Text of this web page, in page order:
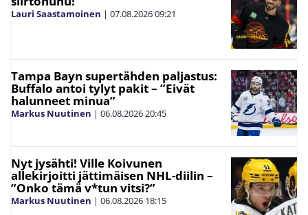
Lauri Saastamoinen | 07.08.202609:21
Tampa Bayn supertähden paljastus:
Buffalo antoi tylyt pakit – ”Eivät
halunneet minua”
Markus Nuutinen | 06.08.202620:45
Nyt jysähti! Ville Koivunen
allekirjoitti jättimäisen NHL-diilin –
”Onko tämä v*tun vitsi?”
Markus Nuutinen | 06.08.2026 18:15